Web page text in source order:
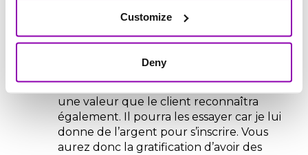
Customize
Deny
activités) en vrais clients à
travers ces opérations :
Les cours ne sont pas gratuits mais ils ont
une valeur que le client reconnaîtra
également. Il pourra les essayer car je lui
donne de l’argent pour s’inscrire. Vous
aurez donc la gratification d’avoir des